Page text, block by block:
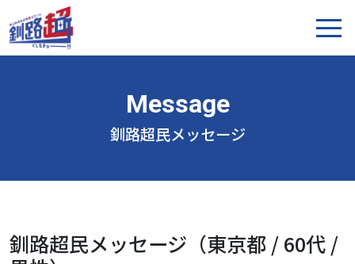
釧路超民メッセージ
釧路超民メッセージ（東京都 / 60代 /